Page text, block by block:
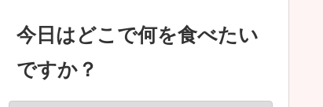
今日はどこで何を食べたい
ですか？